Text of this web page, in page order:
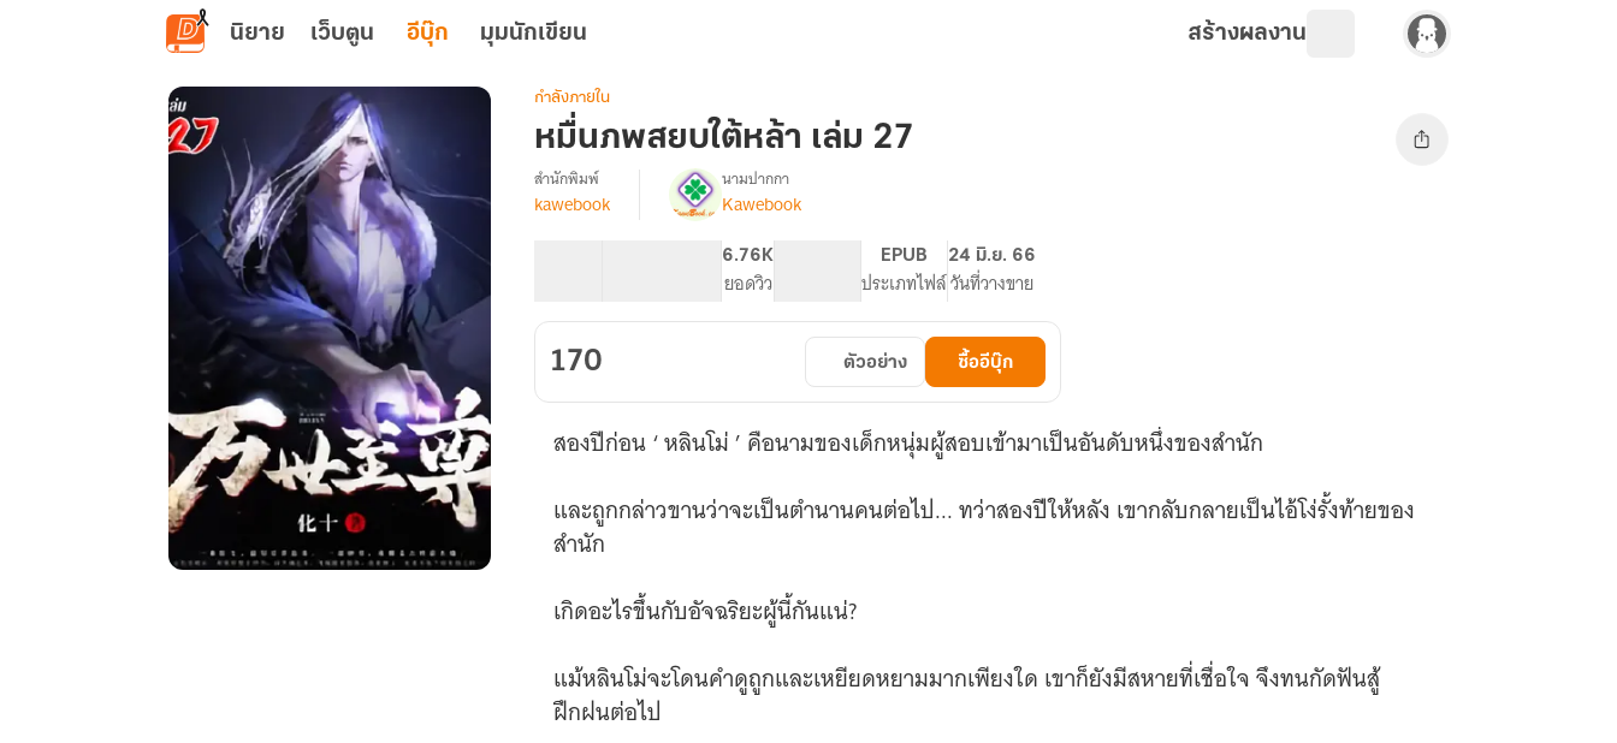
ข้ามไปยังเนื้อหาหลัก
นิยาย เว็บตูน อีบุ๊ก มุมนักเขียน สร้างผลงาน
กำลังภายใน
หมื่นภพสยบใต้หล้า เล่ม 27
เรื่อง[นิยาย
ใต้
หล้า
สำนักพิมพ์
kawebook
นามปากกา
Kawebook
6.76K
ยอดวิว
EPUB
ประเภทไฟล์
24 มิ.ย. 66
วันที่วางขาย
170 ตัวอย่าง ซื้ออีบุ๊ก
สองปีก่อน ‘ หลินโม่ ’ คือนามของเด็กหนุ่มผู้สอบเข้ามาเป็นอันดับหนึ่งของสำนัก
และถูกกล่าวขานว่าจะเป็นตำนานคนต่อไป... ทว่าสองปีให้หลัง เขากลับกลายเป็นไอ้โง่รั้งท้ายของ
สำนัก
เกิดอะไรขึ้นกับอัจฉริยะผู้นี้กันแน่?
แม้หลินโม่จะโดนคำดูถูกและเหยียดหยามมากเพียงใด เขาก็ยังมีสหายที่เชื่อใจ จึงทนกัดฟันสู้
ฝึกฝนต่อไป